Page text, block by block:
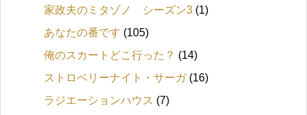
家政夫のミタゾノ シーズン3 (1)
あなたの番です (105)
俺のスカートどこ行った？ (14)
ストロベリーナイト・サーガ(16)
ラジエーションハウス (7)